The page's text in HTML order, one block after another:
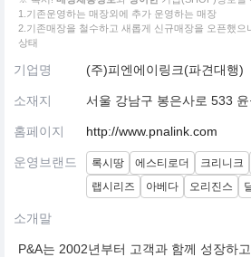
1.기존운영하는 매장외에 추가 운영하는 매장
2.기존매장을 철수하고 새롭게 신규매장을 오픈했으
상태
기업명 (주)피엔에이링크(파견대행)
소재지 서울 강남구 봉은사로 533 윤
홈페이지 http://www.pnalink.com
운영브랜드 록시땅 에스티로더 크리니크
랩시리즈
아베다 오리진스
소개말
P&A는 2002년부터 고객과 함께 성장하